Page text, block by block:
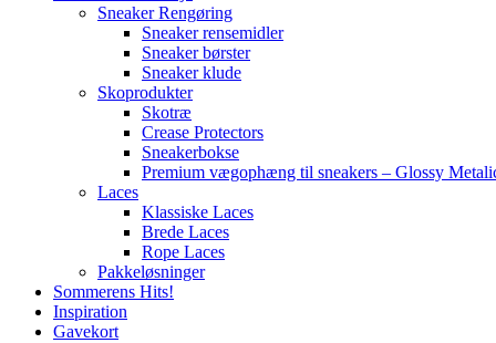
Sneaker Rengøring
Sneaker rensemidler
Sneaker børster
Sneaker klude
Skoprodukter
Skotræ
Crease Protectors
Sneakerbokse
Premium vægophæng til sneakers – Glossy
Laces
Klassiske Laces
Brede Laces
Rope Laces
Pakkeløsninger
Sommerens Hits!
Inspiration
Gavekort